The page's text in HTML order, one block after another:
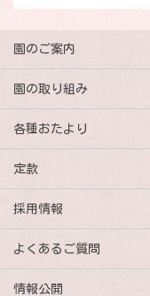
園のご案内
園の取り組み
各種おたより
定款
採用情報
よくあるご質問
情報公開